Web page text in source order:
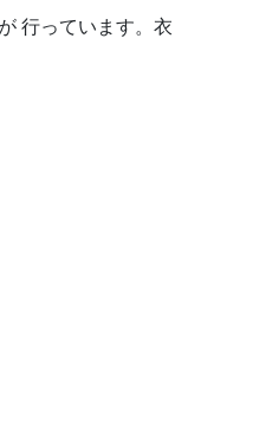
行っています。衣